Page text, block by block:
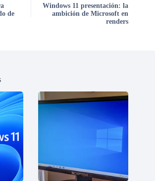
de
Windows 11 presentación: la
ambición de Microsoft en
renders